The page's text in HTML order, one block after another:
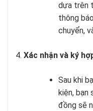
dựa trên
thông
chuyển,
Xác nhận và ký
Sau khi
kiện, bạn
đồng sẽ